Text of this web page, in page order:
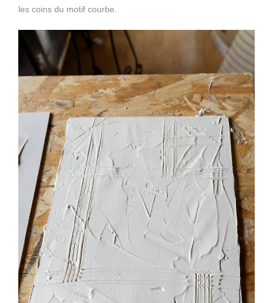
les coins du motif courbe.